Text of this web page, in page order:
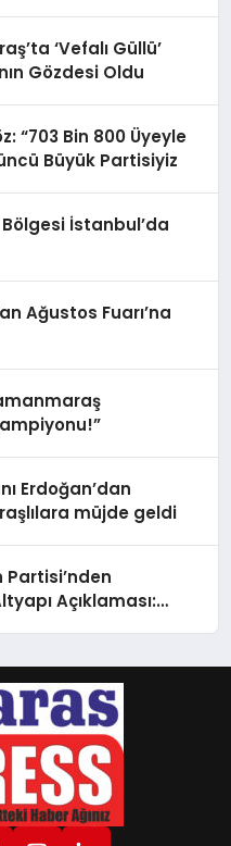
‘Vefalı Güllü’
Gözdesi Oldu
“703 Bin 800 Üyeyle
Büyük Partisiyiz
İstanbul’da
Ağustos Fuarı’na
Erdoğan’dan
müjde geldi
Partisi’nden
Açıklaması: